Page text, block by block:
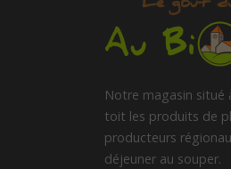
Notre magasin situé
toit les produits de
producteurs
déjeuner au souper.